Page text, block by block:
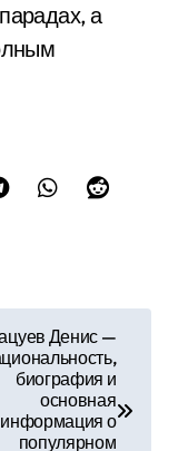
а
Денис —
биография и
основная
информация о
популярном